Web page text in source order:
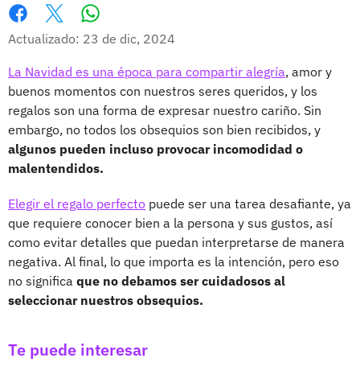
Facebook
X
Actualizado: 23 de dic, 2024
La Navidad es una época para compartir alegría, amor y
buenos momentos con nuestros seres queridos, y los
regalos son una forma de expresar nuestro cariño. Sin
embargo, no todos los obsequios son bien recibidos, y
algunos pueden incluso provocar incomodidad o
malentendidos.
Elegir el regalo perfecto puede ser una tarea desafiante, ya
que requiere conocer bien a la persona y sus gustos, así
como evitar detalles que puedan interpretarse de manera
negativa. Al final, lo que importa es la intención, pero eso
no significa que no debamos ser cuidadosos al
seleccionar nuestros obsequios.
Te puede interesar